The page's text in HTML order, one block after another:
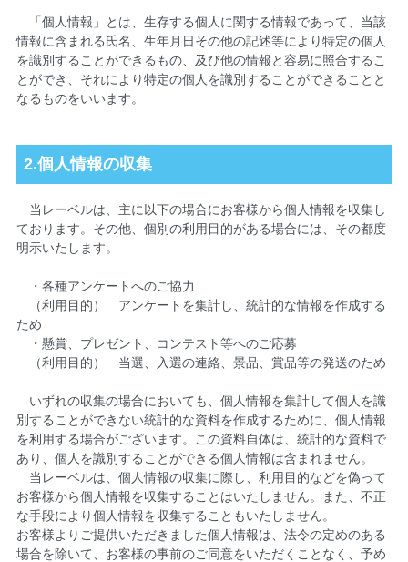
「個人情報」とは、生存する個人に関する情報であって、当該
情報に含まれる氏名、生年月日その他の記述等により特定の個人
を識別することができるもの、及び他の情報と容易に照合するこ
とができ、それにより特定の個人を識別することができることと
なるものをいいます。
2.個人情報の収集
当レーベルは、主に以下の場合にお客様から個人情報を収集し
ております。その他、個別の利用目的がある場合には、その都度
明示いたします。
・各種アンケートへのご協力
（利用目的） アンケートを集計し、統計的な情報を作成する
ため
・懸賞、プレゼント、コンテスト等へのご応募
（利用目的） 当選、入選の連絡、景品、賞品等の発送のため
いずれの収集の場合においても、個人情報を集計して個人を識
別することができない統計的な資料を作成するために、個人情報
を利用する場合がございます。この資料自体は、統計的な資料で
あり、個人を識別することができる個人情報は含まれません。
当レーベルは、個人情報の収集に際し、利用目的などを偽って
お客様から個人情報を収集することはいたしません。また、不正
な手段により個人情報を収集することもいたしません。
お客様よりご提供いただきました個人情報は、法令の定めのある
場合を除いて、お客様の事前のご同意をいただくことなく、予め